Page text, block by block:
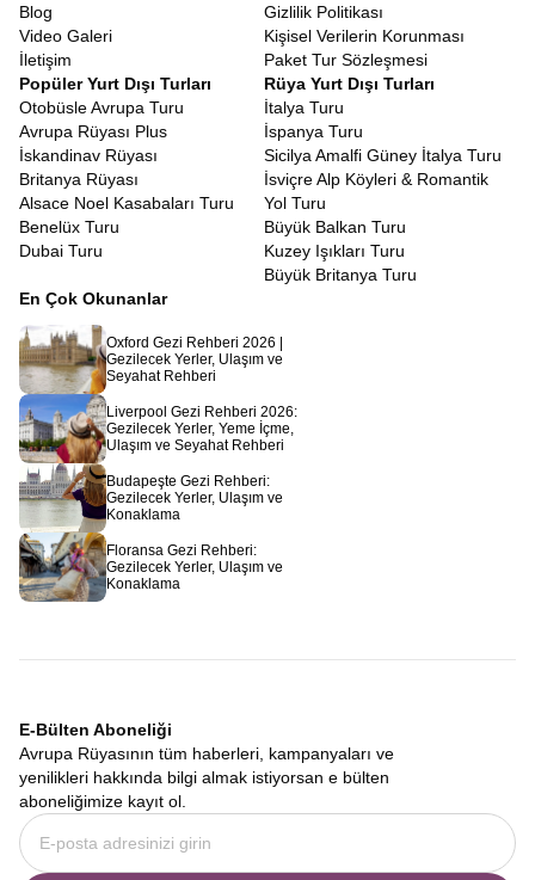
Blog
Video Galeri
İletişim
Gizlilik Politikası
Kişisel Verilerin Korunması
Paket Tur Sözleşmesi
Popüler Yurt Dışı Turları
Otobüsle Avrupa Turu
Avrupa Rüyası Plus
İskandinav Rüyası
Britanya Rüyası
Alsace Noel Kasabaları Turu
Benelüx Turu
Dubai Turu
Rüya Yurt Dışı Turları
İtalya Turu
İspanya Turu
Sicilya Amalfi Güney İtalya Turu
İsviçre Alp Köyleri & Romantik
Yol Turu
Büyük Balkan Turu
Kuzey Işıkları Turu
Büyük Britanya Turu
En Çok Okunanlar
Oxford Gezi Rehberi 2026 |
Gezilecek Yerler, Ulaşım ve
Seyahat Rehberi
Liverpool Gezi Rehberi 2026:
Gezilecek Yerler, Yeme İçme,
Ulaşım ve Seyahat Rehberi
Budapeşte Gezi Rehberi:
Gezilecek Yerler, Ulaşım ve
Konaklama
Floransa Gezi Rehberi:
Gezilecek Yerler, Ulaşım ve
Konaklama
E-Bülten Aboneliği
Avrupa Rüyasının tüm haberleri, kampanyaları ve
yenilikleri hakkında bilgi almak istiyorsan e bülten
aboneliğimize kayıt ol.